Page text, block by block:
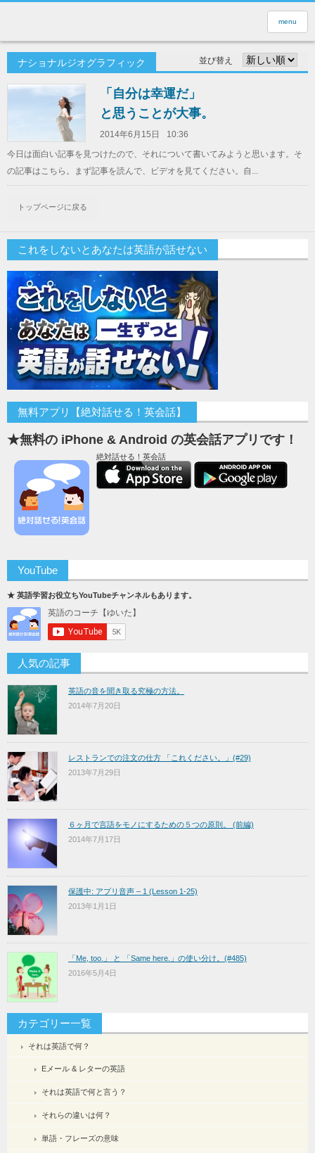
menu
ナショナルジオグラフィック 並び替え
「自分は幸運だ」
と思うことが大事。
2014年6月15日
10:36
今日は面白い記事を見つけたので、それについて書いてみようと思います。そ
の記事はこちら。まず記事を読んで、ビデオを見てください。自...
トップページに戻る
これをしないとあなたは英語が話せない
無料アプリ【絶対話せる！英会話】
★無料の iPhone & Android の英会話アプリです！
絶対話せる！英会話
YouTube
★ 英語学習お役立ちYouTubeチャンネルもあります。
人気の記事
英語の音を聞き取る究極の方法。
2014年7月20日
レストランでの注文の仕方 「これください。」(#29)
2013年7月29日
６ヶ月で言語をモノにするための５つの原則。 (前編)
2014年7月17日
保護中: アプリ音声 – 1 (Lesson 1-25)
2013年1月1日
「Me, too.」 と 「Same here.」の使い分け。(#485)
2016年5月4日
カテゴリー一覧
それは英語で何？
Eメール & レターの英語
それは英語で何と言う？
それらの違いは何？
単語・フレーズの意味